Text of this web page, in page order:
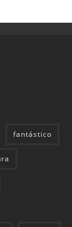
fantástico